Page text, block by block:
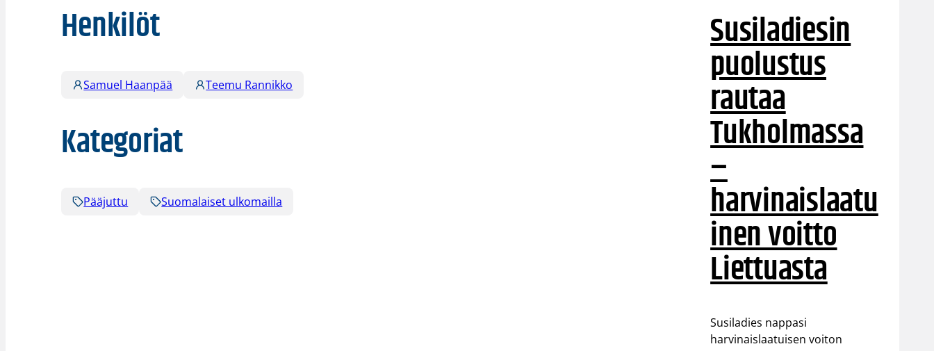
Henkilöt
Samuel Haanpää Teemu Rannikko
Kategoriat
Pääjuttu Suomalaiset ulkomailla
Susiladiesin
puolustus
rautaa
Tukholmassa
–
harvinaislaatu
inen voitto
Liettuasta
Susiladies nappasi
harvinaislaatuisen voiton